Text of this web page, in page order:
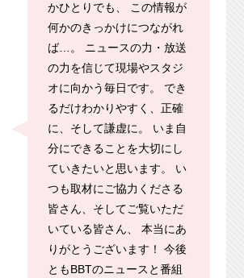
メッセージ
かひとりでも、 この情報が
何かのきっかけにつながれ
ば…。 ニュースの力・放送
の力を信じて現場やスタジ
オに向かう毎日です。 でき
るだけわかりやすく、正確
に、そして謙虚に。 いま自
分にできることを大切にし
ていきたいと思います。 い
つも取材にご協力くださる
皆さん、そしてご覧いただ
いている皆さん、 本当にあ
りがとうございます！ 今後
ともBBTのニュースと番組